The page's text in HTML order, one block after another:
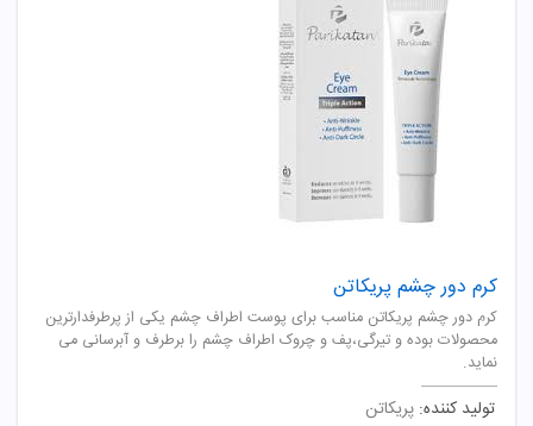
کرم دور چشم پریکاتن
کرم دور چشم پریکاتن مناسب برای پوست اطراف چشم یکی از پرطرفدارترین
محصولات بوده و تیرگی،پف و چروک اطراف چشم را برطرف و آبرسانی می
نماید.
تولید کننده: پریکاتن